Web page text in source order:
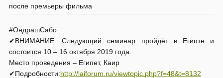
после премьеры фильма
#ОндрашСабо
✔ВНИМАНИЕ: Следующий семинар пройдёт в Египте и
состоится 10 – 16 октября 2019 года.
Место проведения – Египет, Каир
✔Подробности:http://laiforum.ru/viewtopic.php?f=48&t=8132